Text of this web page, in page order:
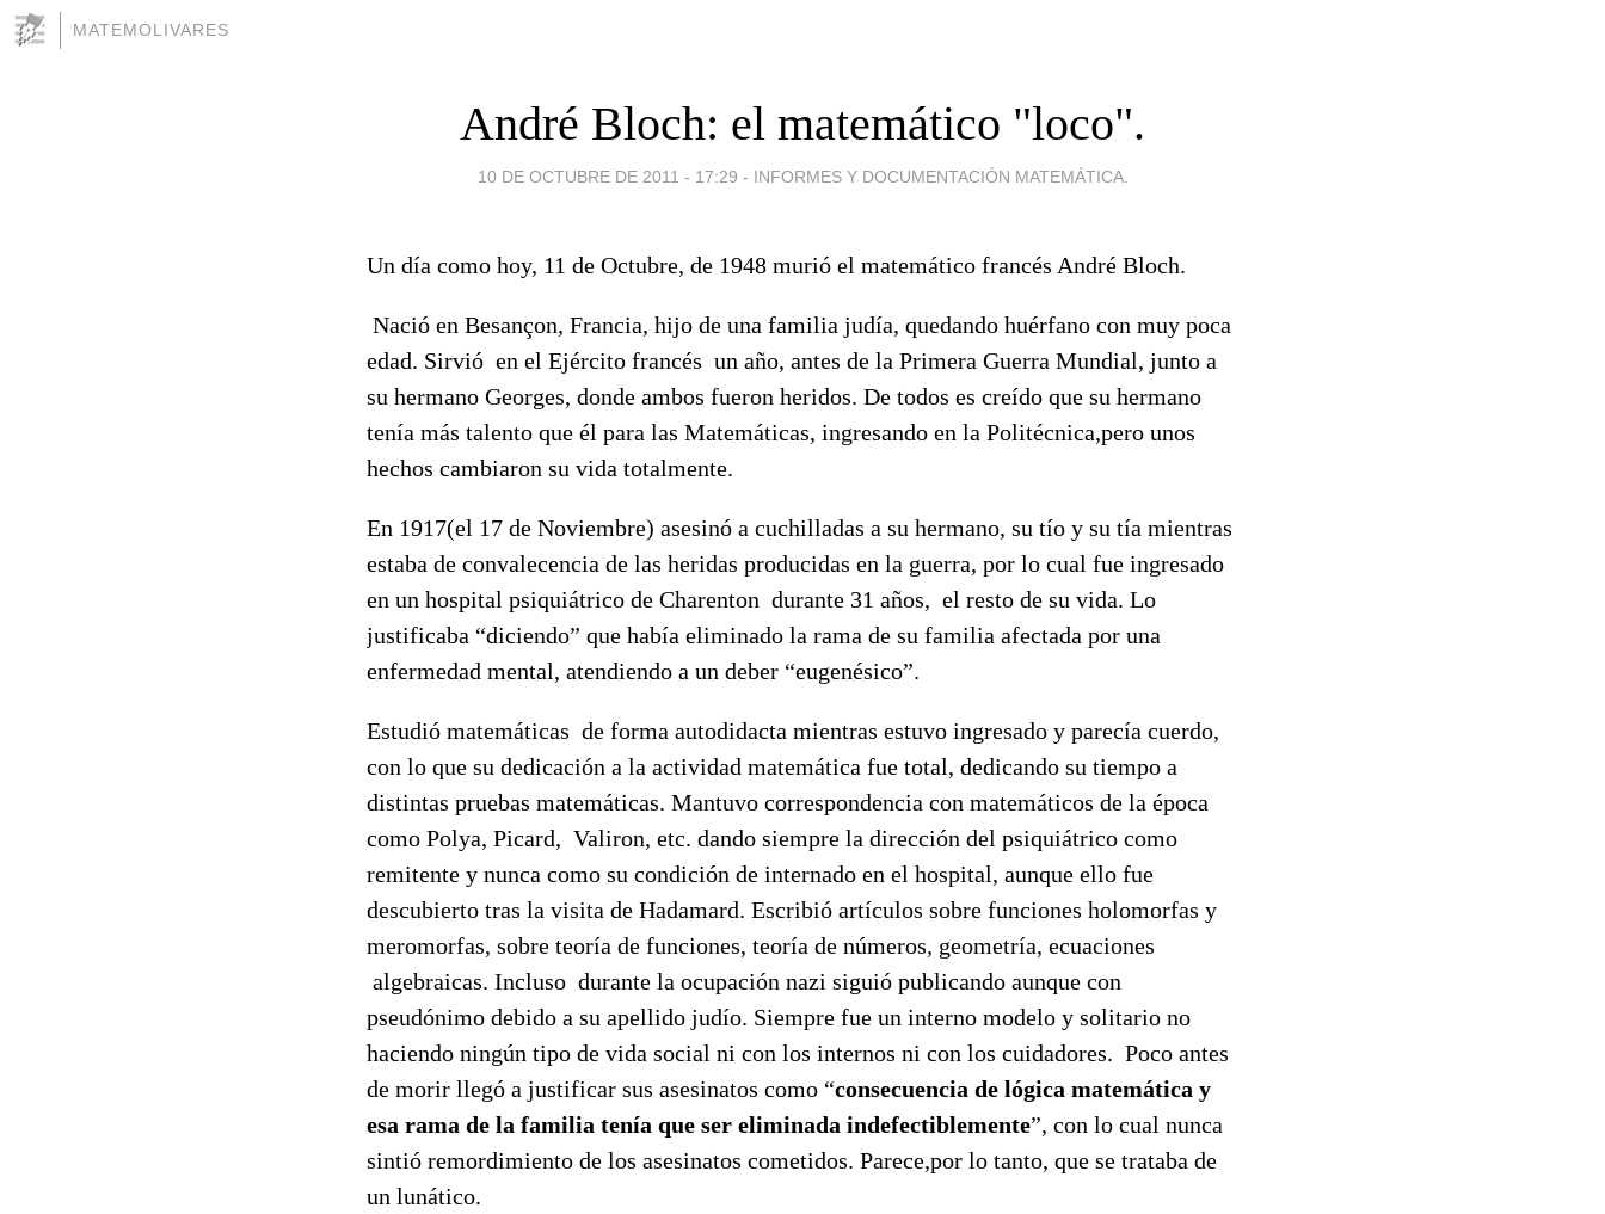
MATEMOLIVARES
André Bloch: el matemático "loco".
10 DE OCTUBRE DE 2011 - 17:29 - INFORMES Y DOCUMENTACIÓN MATEMÁTICA.
Un día como hoy, 11 de Octubre, de 1948 murió el matemático francés André Bloch.
Nació en Besançon, Francia, hijo de una familia judía, quedando huérfano con muy poca
edad. Sirvió en el Ejército francés un año, antes de la Primera Guerra Mundial, junto a
su hermano Georges, donde ambos fueron heridos. De todos es creído que su hermano
tenía más talento que él para las Matemáticas, ingresando en la Politécnica,pero unos
hechos cambiaron su vida totalmente.
En 1917(el 17 de Noviembre) asesinó a cuchilladas a su hermano, su tío y su tía mientras
estaba de convalecencia de las heridas producidas en la guerra, por lo cual fue ingresado
en un hospital psiquiátrico de Charenton durante 31 años, el resto de su vida. Lo
justificaba “diciendo” que había eliminado la rama de su familia afectada por una
enfermedad mental, atendiendo a un deber “eugenésico”.
Estudió matemáticas de forma autodidacta mientras estuvo ingresado y parecía cuerdo,
con lo que su dedicación a la actividad matemática fue total, dedicando su tiempo a
distintas pruebas matemáticas. Mantuvo correspondencia con matemáticos de la época
como Polya, Picard, Valiron, etc. dando siempre la dirección del psiquiátrico como
remitente y nunca como su condición de internado en el hospital, aunque ello fue
descubierto tras la visita de Hadamard. Escribió artículos sobre funciones holomorfas y
meromorfas, sobre teoría de funciones, teoría de números, geometría, ecuaciones
algebraicas. Incluso durante la ocupación nazi siguió publicando aunque con
pseudónimo debido a su apellido judío. Siempre fue un interno modelo y solitario no
haciendo ningún tipo de vida social ni con los internos ni con los cuidadores. Poco antes
de morir llegó a justificar sus asesinatos como “consecuencia de lógica matemática y
esa rama de la familia tenía que ser eliminada indefectiblemente”, con lo cual nunca
sintió remordimiento de los asesinatos cometidos. Parece,por lo tanto, que se trataba de
un lunático.